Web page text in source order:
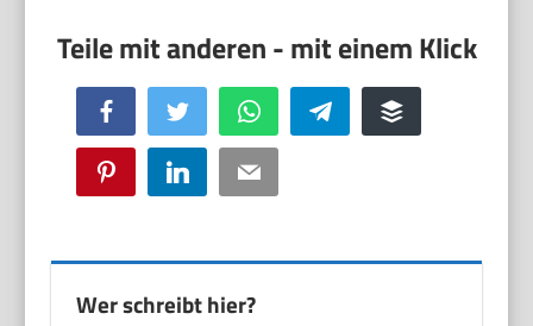
Facebook Twitter WhatsApp Telegram Buffer
Pinterest LinkedIn Email
Wer schreibt hier?